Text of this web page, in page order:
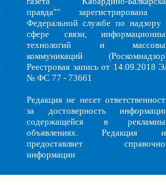
правда"" зарегистрирована
Федеральной службе по надзору
сфере связи,
технологий и
коммуникаций
Реестровая запись от 14.09.2018
№ ФС 77 - 73661
Редакция не несет
за достоверность
содержащейся в
объявлениях. Редакция
предоставляет
информации